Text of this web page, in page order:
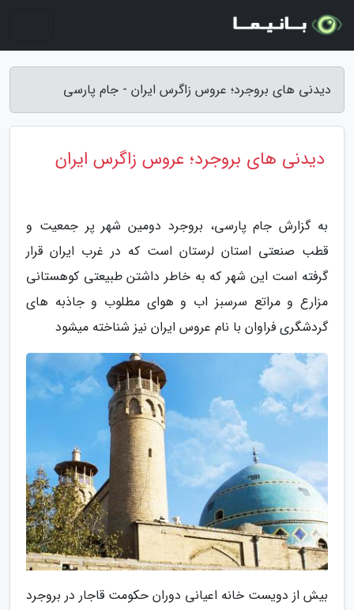
دیدنی های بروجرد؛ عروس زاگرس ایران - جام پارسی
دیدنی های بروجرد؛ عروس زاگرس ایران
به گزارش جام پارسی، بروجرد دومین شهر پر جمعیت و
قطب صنعتی استان لرستان است که در غرب ایران قرار
گرفته است این شهر که به خاطر داشتن طبیعتی کوهستانی
مزارع و مراتع سرسبز اب و هوای مطلوب و جاذبه های
گردشگری فراوان با نام عروس ایران نیز شناخته میشود
بیش از دویست خانه اعیانی دوران حکومت قاجار در بروجرد